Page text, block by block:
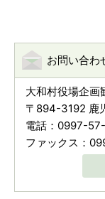
お問い合わ
大和村役場企画
〒894-3192 鹿
電話：0997-
ファックス：